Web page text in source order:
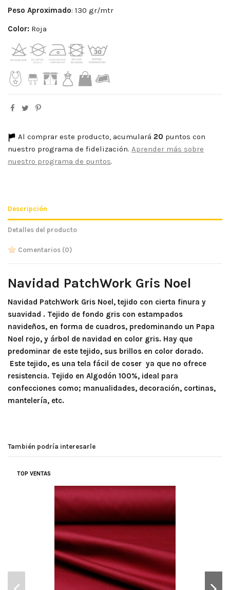
Peso Aproximado: 130 gr/mtr
Color: Roja
Al comprar este producto, acumulará 20 puntos con
nuestro programa de fidelización. Aprender más sobre
nuestro programa de puntos.
Descripción
Detalles del producto
Comentarios (0)
Navidad PatchWork Gris Noel
Navidad PatchWork Gris Noel, tejido con cierta finura y
suavidad . Tejido de fondo gris con estampados
navideños, en forma de cuadros, predominando un Papa
Noel rojo, y árbol de navidad en color gris. Hay que
predominar de este tejido, sus brillos en color dorado.
Este tejido, es una tela fácil de coser ya que no ofrece
resistencia. Tejido en Algodón 100%, ideal para
confecciones como; manualidades, decoración, cortinas,
mantelería, etc.
También podría interesarle
TOP VENTAS